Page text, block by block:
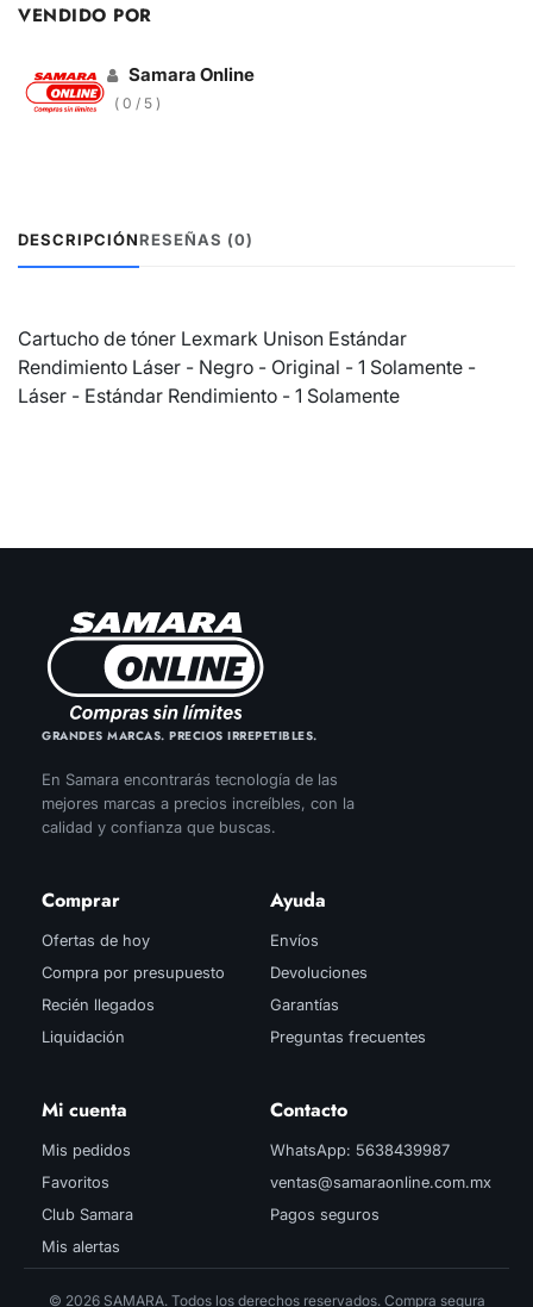
VENDIDO POR
Samara Online
( 0 / 5 )
DESCRIPCIÓNRESEÑAS (0)
Cartucho de tóner Lexmark Unison Estándar
Rendimiento Láser - Negro - Original - 1 Solamente -
Láser - Estándar Rendimiento - 1 Solamente
GRANDES MARCAS. PRECIOS IRREPETIBLES.
En Samara encontrarás tecnología de las
mejores marcas a precios increíbles, con la
calidad y confianza que buscas.
Comprar
Ofertas de hoy
Compra por presupuesto
Recién llegados
Liquidación
Ayuda
Envíos
Devoluciones
Garantías
Preguntas frecuentes
Mi cuenta
Mis pedidos
Favoritos
Club Samara
Mis alertas
Contacto
WhatsApp: 5638439987
ventas@samaraonline.com.mx
Pagos seguros
© 2026 SAMARA. Todos los derechos reservados. Compra segura